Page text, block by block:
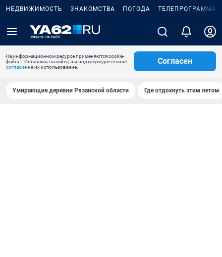
НЕДВИЖИМОСТЬ ЗНАКОМСТВА ПОГОДА ТЕЛЕПРОГРАММА
На информационном ресурсе применяются cookie-
файлы. Оставаясь на сайте, вы подтверждаете свое
согласиена их использование.
Согласен
Умирающие деревни Рязанской области Где отдохнуть этим летом